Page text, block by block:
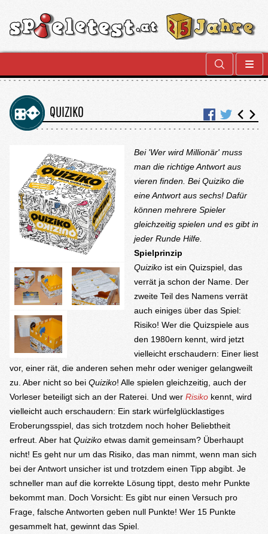
QUIZIKO
Bei 'Wer wird Millionär' muss
man die richtige Antwort aus
vieren finden. Bei Quiziko die
eine Antwort aus sechs! Dafür
können mehrere Spieler
gleichzeitig spielen und es gibt in
jeder Runde Hilfe.
Spielprinzip
Quiziko ist ein Quizspiel, das
verrät ja schon der Name. Der
zweite Teil des Namens verrät
auch einiges über das Spiel:
Risiko! Wer die Quizspiele aus
den 1980ern kennt, wird jetzt
vielleicht erschaudern: Einer liest
vor, einer rät, die anderen sehen mehr oder weniger gelangweilt
zu. Aber nicht so bei Quiziko! Alle spielen gleichzeitig, auch der
Vorleser beteiligt sich an der Raterei. Und wer Risiko kennt, wird
vielleicht auch erschaudern: Ein stark würfelglücklastiges
Eroberungsspiel, das sich trotzdem noch hoher Beliebtheit
erfreut. Aber hat Quiziko etwas damit gemeinsam? Überhaupt
nicht! Es geht nur um das Risiko, das man nimmt, wenn man sich
bei der Antwort unsicher ist und trotzdem einen Tipp abgibt. Je
schneller man auf die korrekte Lösung tippt, desto mehr Punkte
bekommt man. Doch Vorsicht: Es gibt nur einen Versuch pro
Frage, falsche Antworten geben null Punkte! Wer 15 Punkte
gesammelt hat, gewinnt das Spiel.